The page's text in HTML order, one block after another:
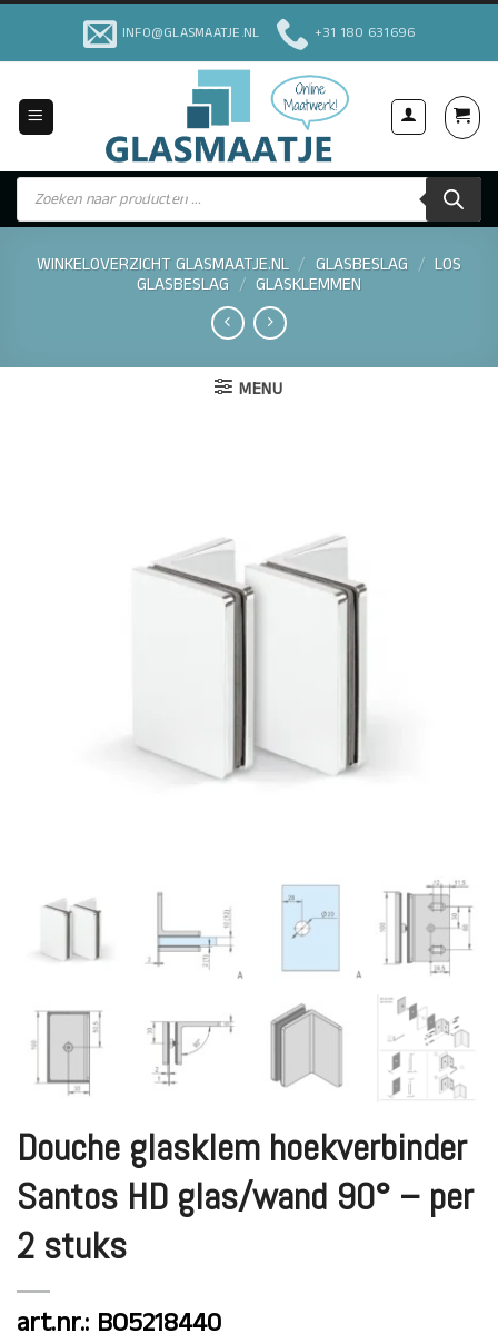
Ga
inhoud
INFO@GLASMAATJE.NL +31 180 631696
Voor Particulieren & Bedrijven
Producten
zoeken
WINKELOVERZICHT GLASMAATJE.NL / GLASBESLAG / LOS
GLASBESLAG / GLASKLEMMEN
MENU
Douche glasklem hoekverbinder
Santos HD glas/wand 90° – per
2 stuks
art.nr.: BO5218440